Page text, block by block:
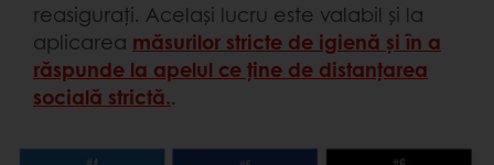
reasigurați. Același lucru este valabil și la
aplicarea măsurilor stricte de igienă și în a
răspunde la apelul ce ține de distanțarea
socială strictă..